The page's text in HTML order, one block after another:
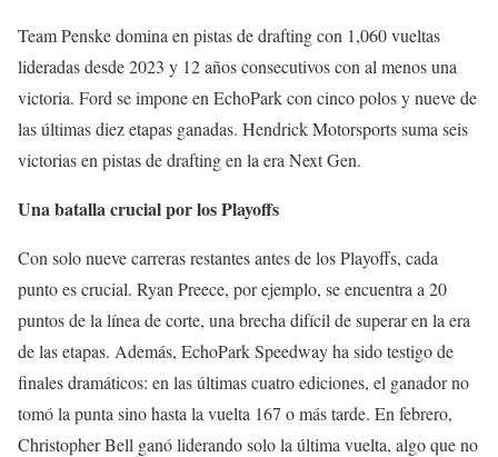
Team Penske domina en pistas de drafting con 1,060 vueltas
lideradas desde 2023 y 12 años consecutivos con al menos una
victoria. Ford se impone en EchoPark con cinco polos y nueve de
las últimas diez etapas ganadas. Hendrick Motorsports suma seis
victorias en pistas de drafting en la era Next Gen.
Una batalla crucial por los Playoffs
Con solo nueve carreras restantes antes de los Playoffs, cada
punto es crucial. Ryan Preece, por ejemplo, se encuentra a 20
puntos de la línea de corte, una brecha difícil de superar en la era
de las etapas. Además, EchoPark Speedway ha sido testigo de
finales dramáticos: en las últimas cuatro ediciones, el ganador no
tomó la punta sino hasta la vuelta 167 o más tarde. En febrero,
Christopher Bell ganó liderando solo la última vuelta, algo que no